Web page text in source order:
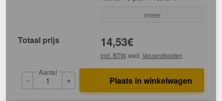
meer
Totaal prijs 14,53€
incl. BTW, excl. Verzendkosten
-
Aantal
+ Plaats in winkelwagen